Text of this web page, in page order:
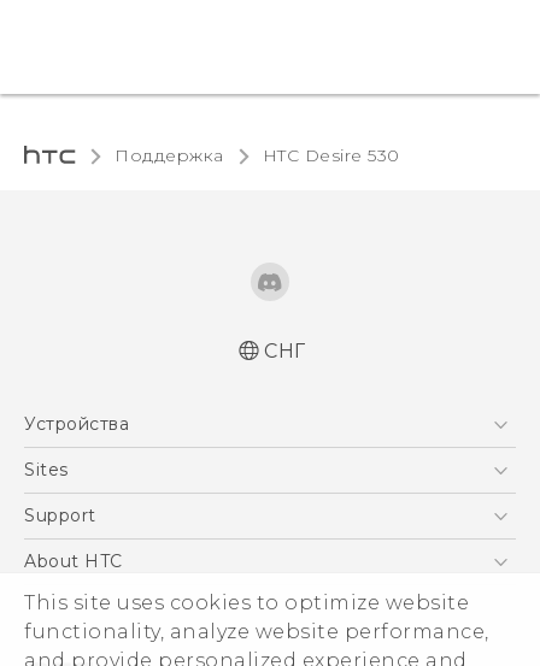
This site uses cookies to optimize website
functionality, analyze website performance,
and provide personalized experience and
Поддержка HTC Desire 530‎
Русский - Руководство пользователя
Русский - Руководство по безопасности и
соответствию стандартам
Қазақ - жұмысты бастау нұсқаулығы
Қазақ - Пайдаланушы нұсқаулығы
ақпараты
English - Quick start guide
СНГ
Устройства
5G
EXODUS
VIVE
Sites
HTC Dev
Support
ПОДДЕРЖКА
About HTC
ESG
Инвестирование